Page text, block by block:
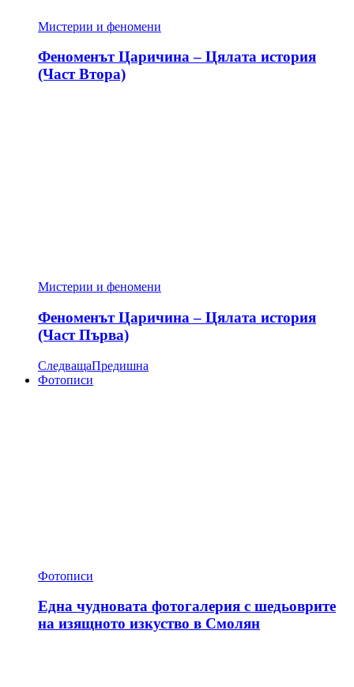
Мистерии и феномени
Феноменът Царичина – Цялата история
(Част Втора)
Мистерии и феномени
Феноменът Царичина – Цялата история
(Част Първа)
СледващаПредишна
Фотописи
Фотописи
Една чудновата фотогалерия с шедьоврите
на изящното изкуство в Смолян